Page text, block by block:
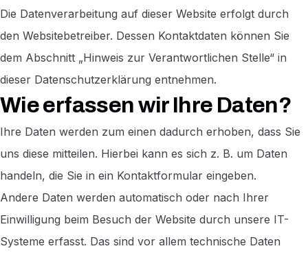
Die Datenverarbeitung auf dieser Website erfolgt durch
den Websitebetreiber. Dessen Kontaktdaten können Sie
dem Abschnitt „Hinweis zur Verantwortlichen Stelle“ in
dieser Datenschutzerklärung entnehmen.
Wie erfassen wir Ihre Daten?
Ihre Daten werden zum einen dadurch erhoben, dass Sie
uns diese mitteilen. Hierbei kann es sich z. B. um Daten
handeln, die Sie in ein Kontaktformular eingeben.
Andere Daten werden automatisch oder nach Ihrer
Einwilligung beim Besuch der Website durch unsere IT-
Systeme erfasst. Das sind vor allem technische Daten